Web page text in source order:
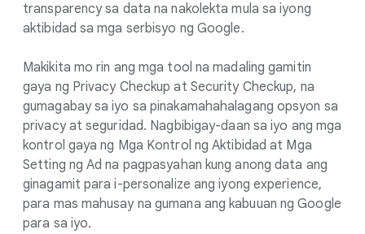
transparency sa data na nakolekta mula sa iyong
aktibidad sa mga serbisyo ng Google.
Makikita mo rin ang mga tool na madaling gamitin
gaya ng Privacy Checkup at Security Checkup, na
gumagabay sa iyo sa pinakamahahalagang opsyon sa
privacy at seguridad. Nagbibigay-daan sa iyo ang mga
kontrol gaya ng Mga Kontrol ng Aktibidad at Mga
Setting ng Ad na pagpasyahan kung anong data ang
ginagamit para i-personalize ang iyong experience,
para mas mahusay na gumana ang kabuuan ng Google
para sa iyo.